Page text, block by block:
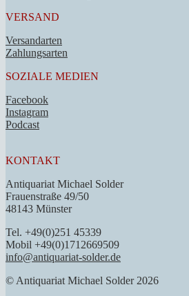
VERSAND
Versandarten
Zahlungsarten
SOZIALE MEDIEN
Facebook
Instagram
Podcast
KONTAKT
Antiquariat Michael Solder
Frauenstraße 49/50
48143 Münster
Tel. +49(0)251 45339
Mobil +49(0)1712669509
info@antiquariat-solder.de
© Antiquariat Michael Solder 2026